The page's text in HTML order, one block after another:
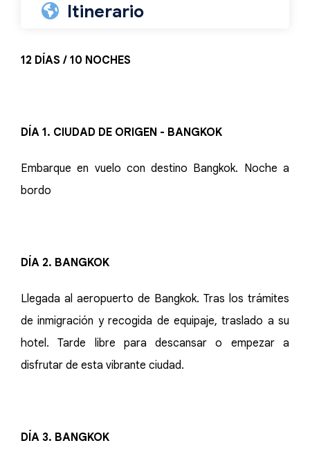
Itinerario
12 DÍAS / 10 NOCHES
DÍA 1. CIUDAD DE ORIGEN - BANGKOK
Embarque en vuelo con destino Bangkok. Noche a
bordo
DÍA 2. BANGKOK
Llegada al aeropuerto de Bangkok. Tras los trámites
de inmigración y recogida de equipaje, traslado a su
hotel. Tarde libre para descansar o empezar a
disfrutar de esta vibrante ciudad.
DÍA 3. BANGKOK